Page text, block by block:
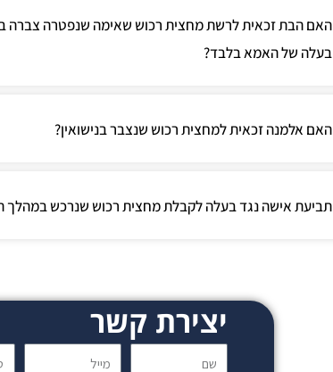
האם הבת זכאית לרשת מחצית רכוש שאימה שנפטרה צברה
בעלה של האמא בלבד?
האם אלמנה זכאית למחצית רכוש שנצבר בנישואין?
תביעת אישה נגד בעלה לקבלת מחצית רכוש שנרכש במהלך
יצירת קשר
שם מייל